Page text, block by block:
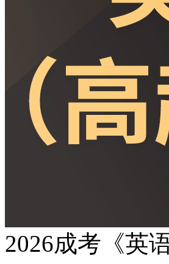
2026成考《英